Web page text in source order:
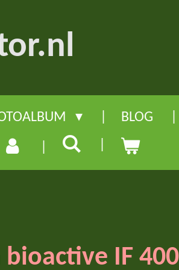
BLOG
bioactive IF